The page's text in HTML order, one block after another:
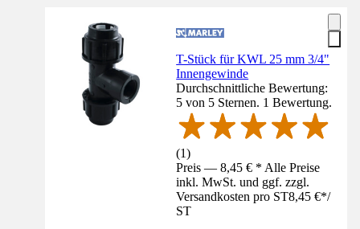
T-Stück für KWL 25 mm 3/4"
Innengewinde
Durchschnittliche Bewertung:
5 von 5 Sternen. 1 Bewertung.
(1)
Preis — 8,45 € * Alle Preise
inkl. MwSt. und ggf. zzgl.
Versandkosten pro ST8,45 €*/
ST